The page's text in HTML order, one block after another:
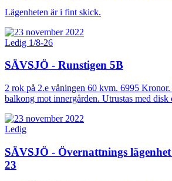
Lägenheten är i fint skick.
Ledig 1/8-26
SÄVSJÖ - Runstigen 5B
2 rok på 2.e våningen 60 kvm. 6995 Kronor.
balkong mot innergården. Utrustas med disk
Ledig
SÄVSJÖ - Övernattnings
23